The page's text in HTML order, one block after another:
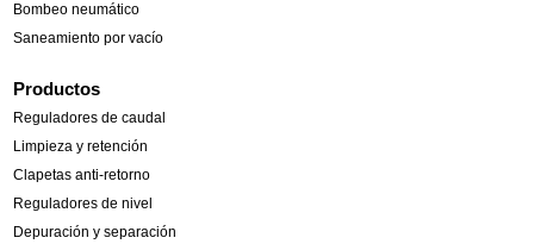
Bombeo neumático
Saneamiento por vacío
Productos
Reguladores de caudal
Limpieza y retención
Clapetas anti-retorno
Reguladores de nivel
Depuración y separación